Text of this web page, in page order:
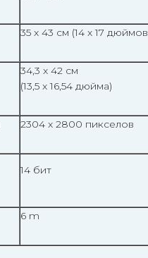
35 x 43 см (14 x 17
34,3 x 42 см
(13,5 x 16,54 дюйма)
2304 x 2800 пикселов
14 бит
6 m